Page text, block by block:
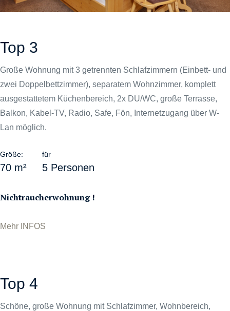
Top 3
Große Wohnung mit 3 getrennten Schlafzimmern (Einbett- und
zwei Doppelbettzimmer), separatem Wohnzimmer, komplett
ausgestattetem Küchenbereich, 2x DU/WC, große Terrasse,
Balkon, Kabel-TV, Radio, Safe, Fön, Internetzugang über W-
Lan möglich.
Größe:
70 m²
für
5 Personen
Nichtraucherwohnung !
Mehr INFOS
Top 4
Schöne, große Wohnung mit Schlafzimmer, Wohnbereich,